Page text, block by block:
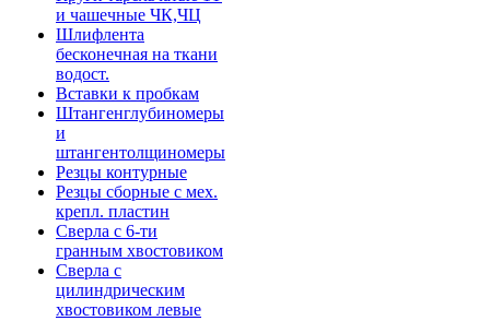
и чашечные ЧК,ЧЦ
Шлифлента
бесконечная на ткани
водост.
Вставки к пробкам
Штангенглубиномеры
и
штангентолщиномеры
Резцы контурные
Резцы сборные с мех.
крепл. пластин
Сверла с 6-ти
гранным хвостовиком
Сверла с
цилиндрическим
хвостовиком левые